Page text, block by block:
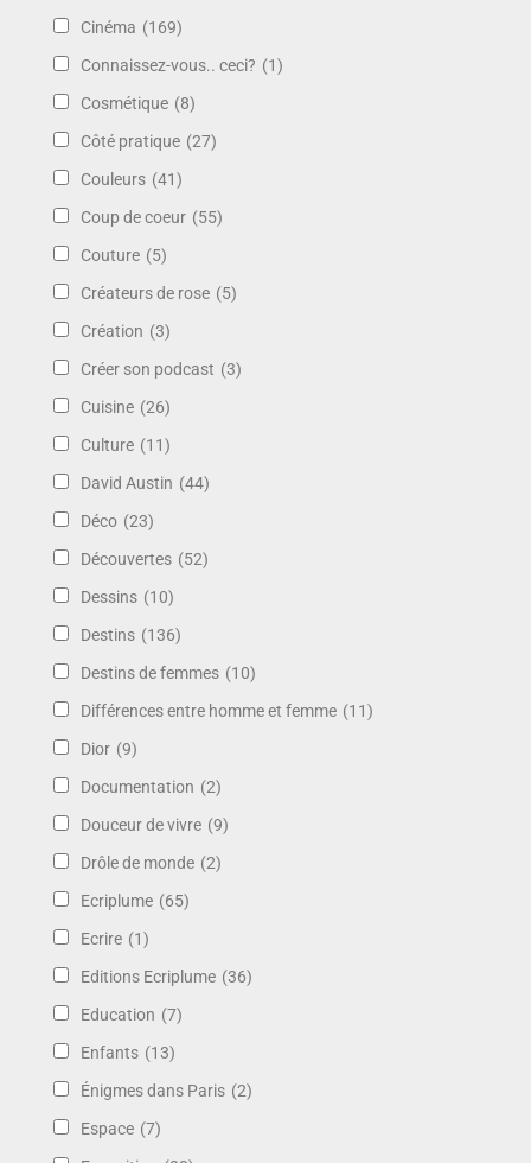
Cinéma (169)
Connaissez-vous.. ceci? (1)
Cosmétique (8)
Côté pratique (27)
Couleurs (41)
Coup de coeur (55)
Couture (5)
Créateurs de rose (5)
Création (3)
Créer son podcast (3)
Cuisine (26)
Culture (11)
David Austin (44)
Déco (23)
Découvertes (52)
Dessins (10)
Destins (136)
Destins de femmes (10)
Différences entre homme et femme (11)
Dior (9)
Documentation (2)
Douceur de vivre (9)
Drôle de monde (2)
Ecriplume (65)
Ecrire (1)
Editions Ecriplume (36)
Education (7)
Enfants (13)
Énigmes dans Paris (2)
Espace (7)